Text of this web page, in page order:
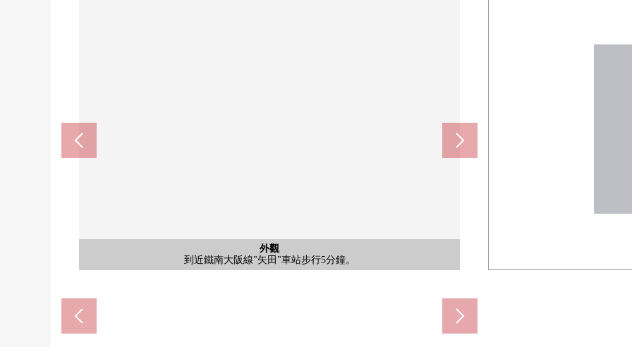
外觀
到近鐵南大阪線"矢田"車站步行5分鐘。
室內
開口部南向。
公共汽車
有淋浴
風景
是來自西式房間的風景。
室內
是室內從窗口望出去的景色。
廚房
廁所
風景
是來自西式房間的風景。
風景
是來自西式房間的風景(網關門)。
永存矢田商店(約250m)
步行4分鐘。
矢田站(近鐵南大阪線)(約400m)
步行5分鐘。
杉藥房久坐公園份店(約230m)
步行3分鐘。
食品館apuro矢田商店(約710m)
步行9分鐘。